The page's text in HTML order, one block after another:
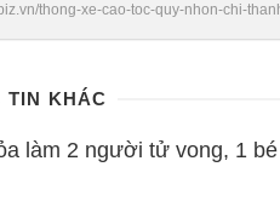
thong-xe-cao-toc-quy-nhon-chi-
TIN KHÁC
làm 2 người tử vong, 1